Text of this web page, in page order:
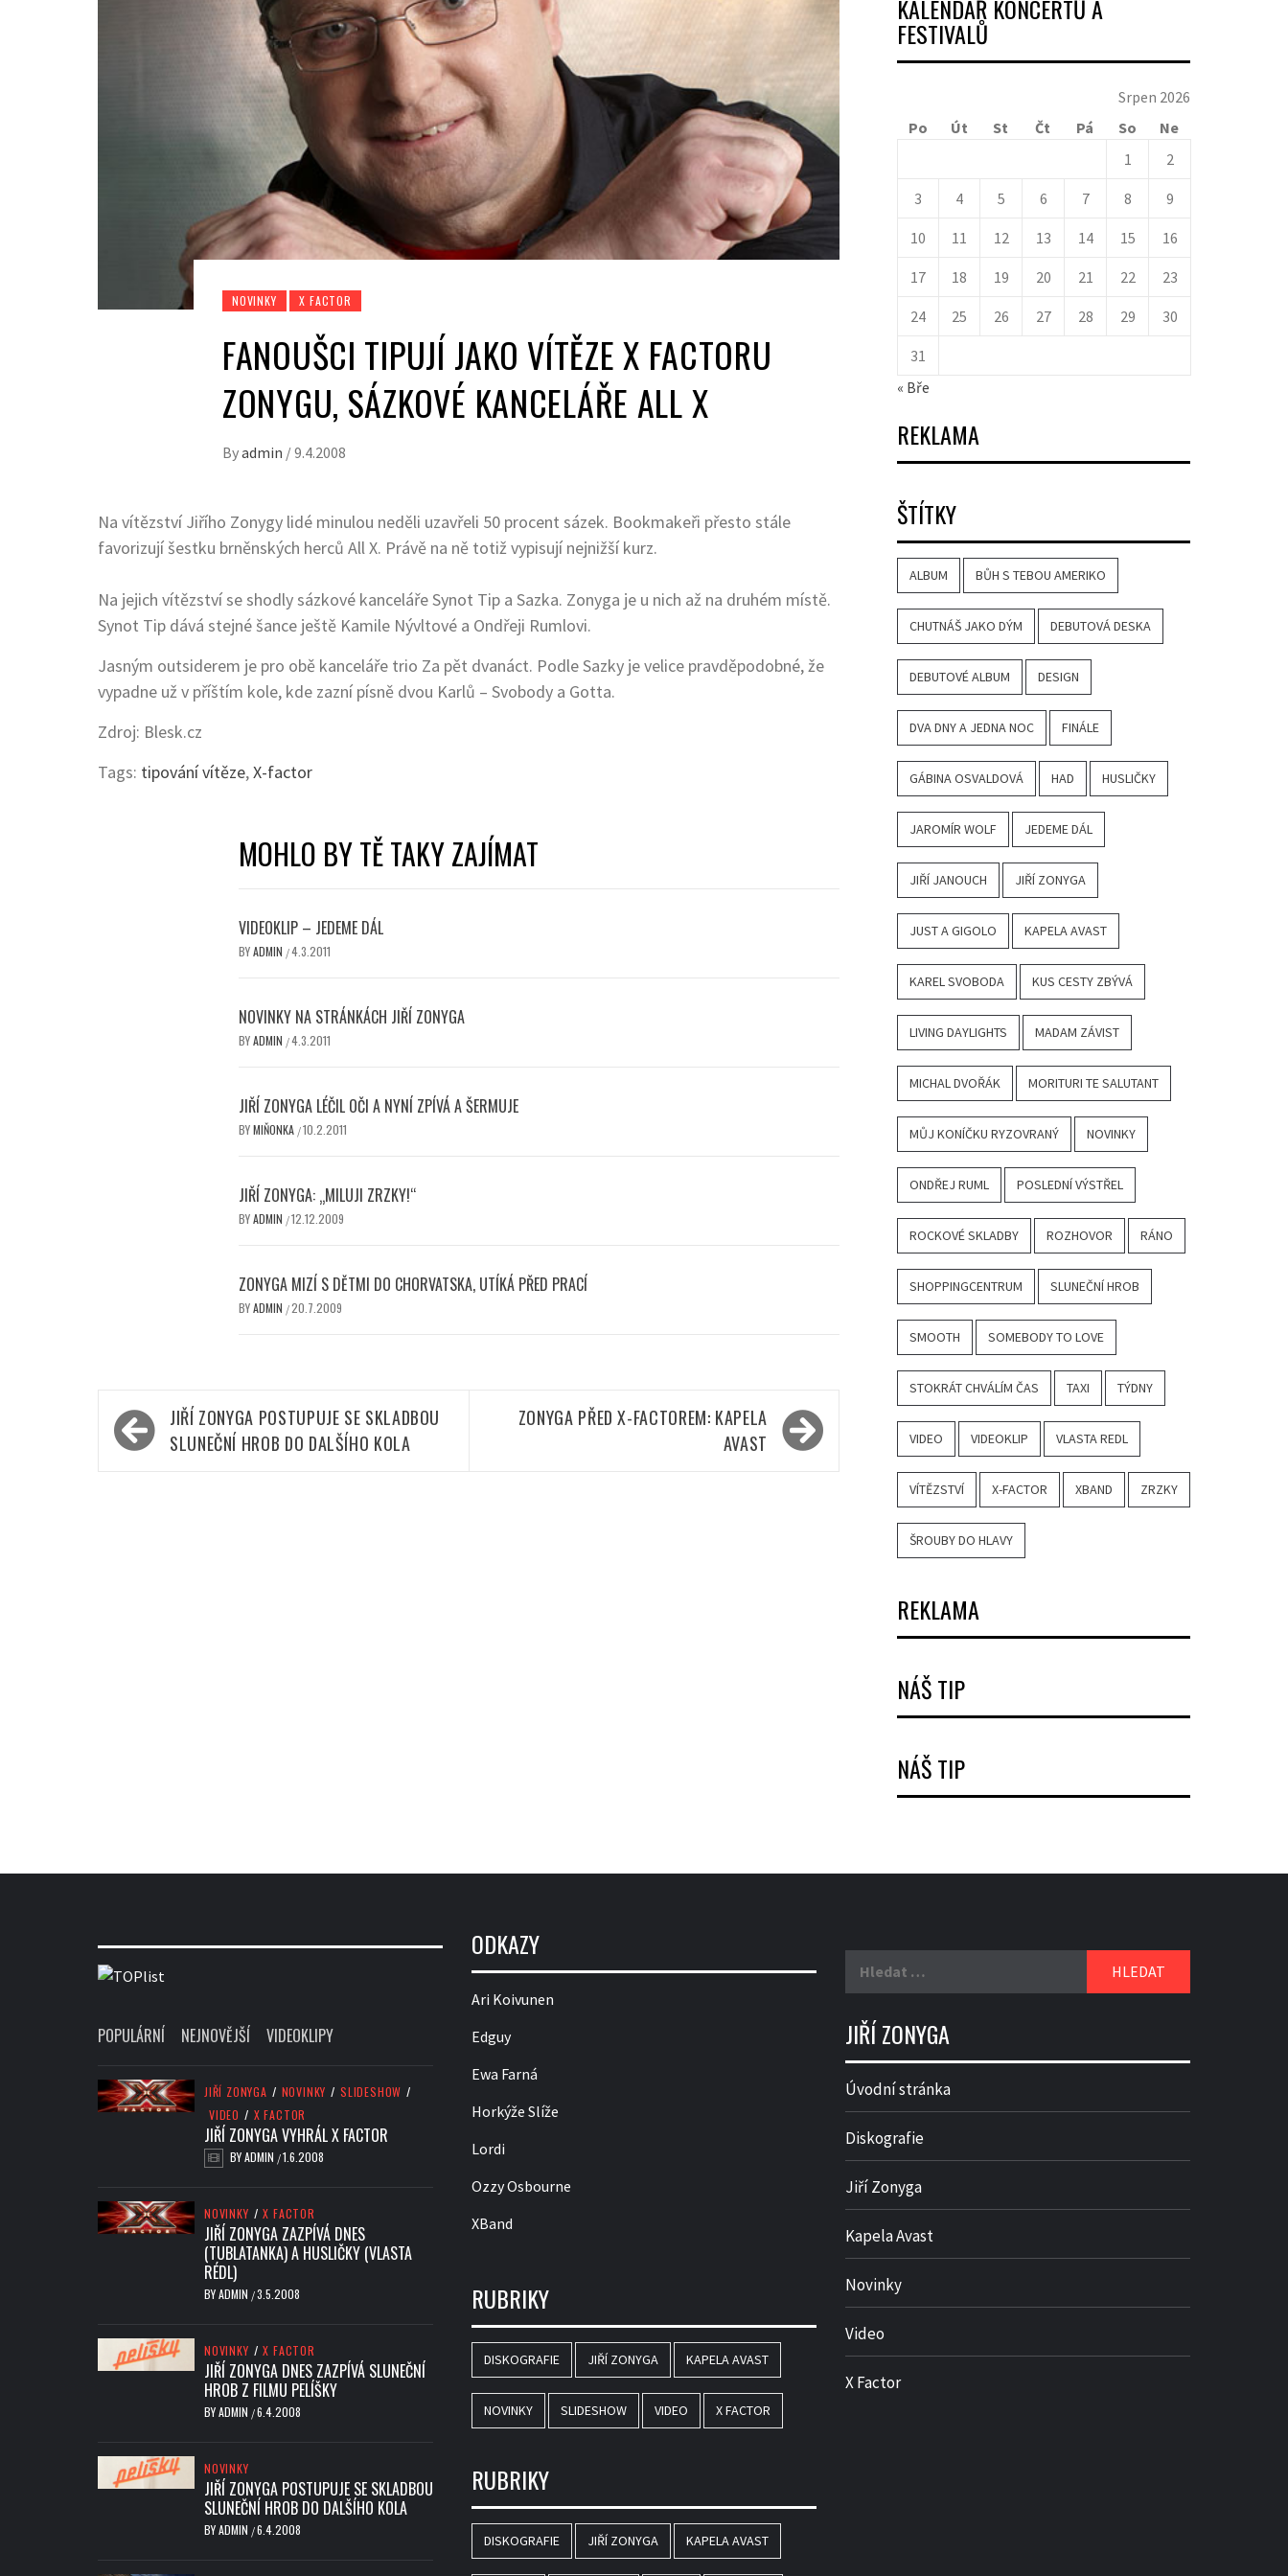
NOVINKY X FACTOR
FANOUŠCI TIPUJÍ JAKO VÍTĚZE X FACTORU
ZONYGU, SÁZKOVÉ KANCELÁŘE ALL X
Byadmin /9.4.2008
Na vítězství Jiřího Zonygy lidé minulou neděli uzavřeli 50 procent sázek. Bookmakeři přesto stále
favorizují šestku brněnských herců All X. Právě na ně totiž vypisují nejnižší kurz.
Na jejich vítězství se shodly sázkové kanceláře Synot Tip a Sazka. Zonyga je u nich až na druhém místě.
Synot Tip dává stejné šance ještě Kamile Nývltové a Ondřeji Rumlovi.
Jasným outsiderem je pro obě kanceláře trio Za pět dvanáct. Podle Sazky je velice pravděpodobné, že
vypadne už v příštím kole, kde zazní písně dvou Karlů – Svobody a Gotta.
Zdroj: Blesk.cz
Tags: tipování vítěze,X-factor
MOHLO BY TĚ TAKY ZAJÍMAT
VIDEOKLIP – JEDEME DÁL
BYADMIN /4.3.2011
NOVINKY NA STRÁNKÁCH JIŘÍ ZONYGA
BYADMIN /4.3.2011
JIŘÍ ZONYGA LÉČIL OČI A NYNÍ ZPÍVÁ A ŠERMUJE
BYMIŇONKA /10.2.2011
JIŘÍ ZONYGA: „MILUJI ZRZKY!“
BYADMIN /12.12.2009
ZONYGA MIZÍ S DĚTMI DO CHORVATSKA, UTÍKÁ PŘED PRACÍ
BYADMIN /20.7.2009
Navigace
pro
JIŘÍ ZONYGA POSTUPUJE SE SKLADBOU
SLUNEČNÍ HROB DO DALŠÍHO KOLA
ZONYGA PŘED X-FACTOREM: KAPELA
AVAST
KALENDÁŘ KONCERTŮ A
FESTIVALŮ
Srpen 2026
Po
Út St Čt Pá So
Ne
1
2
3 4 5 6 7 8 9
10 11 12 13 14 15 16
17 18 19 20 21 22 23
24 25 26 27 28 29 30
31
« Bře
REKLAMA
ŠTÍTKY
ALBUM BŮH S TEBOU AMERIKO
CHUTNÁŠ JAKO DÝM DEBUTOVÁ DESKA
DEBUTOVÉ ALBUM DESIGN
DVA DNY A JEDNA NOC FINÁLE
GÁBINA OSVALDOVÁ HAD HUSLIČKY
JAROMÍR WOLF JEDEME DÁL
JIŘÍ JANOUCH JIŘÍ ZONYGA
JUST A GIGOLO KAPELA AVAST
KAREL SVOBODA KUS CESTY ZBÝVÁ
LIVING DAYLIGHTS MADAM ZÁVIST
MICHAL DVOŘÁK MORITURI TE SALUTANT
MŮJ KONÍČKU RYZOVRANÝ NOVINKY
ONDŘEJ RUML POSLEDNÍ VÝSTŘEL
ROCKOVÉ SKLADBY ROZHOVOR RÁNO
SHOPPINGCENTRUM SLUNEČNÍ HROB
SMOOTH SOMEBODY TO LOVE
STOKRÁT CHVÁLÍM ČAS TAXI TÝDNY
VIDEO VIDEOKLIP VLASTA REDL
VÍTĚZSTVÍ X-FACTOR XBAND ZRZKY
ŠROUBY DO HLAVY
REKLAMA
NÁŠ TIP
NÁŠ TIP
POPULÁRNÍ NEJNOVĚJŠÍ VIDEOKLIPY
JIŘÍ ZONYGA / NOVINKY / SLIDESHOW /
VIDEO / X FACTOR
JIŘÍ ZONYGA VYHRÁL X FACTOR
BYADMIN /1.6.2008
NOVINKY / X FACTOR
JIŘÍ ZONYGA ZAZPÍVÁ DNES
(TUBLATANKA) A HUSLIČKY (VLASTA
RÉDL)
BYADMIN /3.5.2008
NOVINKY / X FACTOR
JIŘÍ ZONYGA DNES ZAZPÍVÁ SLUNEČNÍ
HROB Z FILMU PELÍŠKY
BYADMIN /6.4.2008
NOVINKY
JIŘÍ ZONYGA POSTUPUJE SE SKLADBOU
SLUNEČNÍ HROB DO DALŠÍHO KOLA
BYADMIN /6.4.2008
ODKAZY
Ari Koivunen
Edguy
Ewa Farná
Horkýže Slíže
Lordi
Ozzy Osbourne
XBand
RUBRIKY
DISKOGRAFIE JIŘÍ ZONYGA KAPELA AVAST
NOVINKY SLIDESHOW VIDEO X FACTOR
RUBRIKY
DISKOGRAFIE JIŘÍ ZONYGA KAPELA AVAST
JIŘÍ ZONYGA
Úvodní stránka
Diskografie
Jiří Zonyga
Kapela Avast
Novinky
Video
X Factor